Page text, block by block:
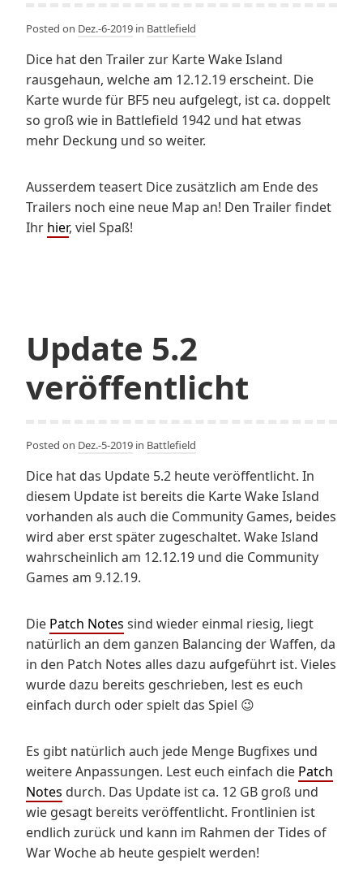
Posted on Dez.-6-2019 in Battlefield
Dice hat den Trailer zur Karte Wake Island
rausgehaun, welche am 12.12.19 erscheint. Die
Karte wurde für BF5 neu aufgelegt, ist ca. doppelt
so groß wie in Battlefield 1942 und hat etwas
mehr Deckung und so weiter.
Ausserdem teasert Dice zusätzlich am Ende des
Trailers noch eine neue Map an! Den Trailer findet
Ihr hier, viel Spaß!
Update 5.2
veröffentlicht
Posted on Dez.-5-2019 in Battlefield
Dice hat das Update 5.2 heute veröffentlicht. In
diesem Update ist bereits die Karte Wake Island
vorhanden als auch die Community Games, beides
wird aber erst später zugeschaltet. Wake Island
wahrscheinlich am 12.12.19 und die Community
Games am 9.12.19.
Die Patch Notes sind wieder einmal riesig, liegt
natürlich an dem ganzen Balancing der Waffen, da
in den Patch Notes alles dazu aufgeführt ist. Vieles
wurde dazu bereits geschrieben, lest es euch
einfach durch oder spielt das Spiel 😉
Es gibt natürlich auch jede Menge Bugfixes und
weitere Anpassungen. Lest euch einfach die Patch
Notes durch. Das Update ist ca. 12 GB groß und
wie gesagt bereits veröffentlicht. Frontlinien ist
endlich zurück und kann im Rahmen der Tides of
War Woche ab heute gespielt werden!